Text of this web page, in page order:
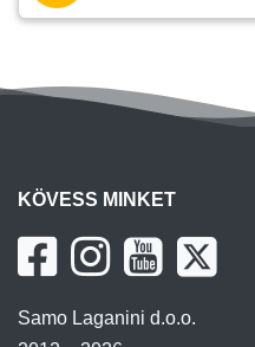
Samo Laganini d.o.o.
Lea Mullera 46, 10000